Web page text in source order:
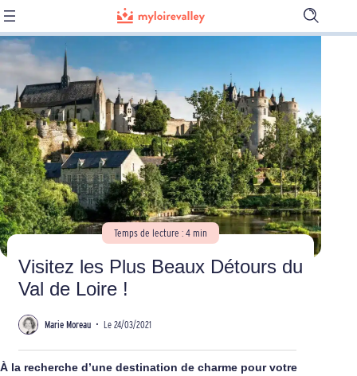
Ouvrir
la
Temps de lecture : 4 min
Visitez les Plus Beaux Détours du
Val de Loire !
Marie Moreau • Le 24/03/2021
À la recherche d’une destination de charme pour votre